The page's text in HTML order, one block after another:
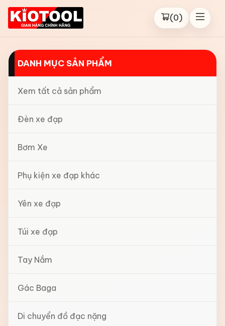
(0)
DANH MỤC SẢN PHẨM
Xem tất cả sản phẩm
Đèn xe đạp
Bơm Xe
Phụ kiện xe đạp khác
Yên xe đạp
Túi xe đạp
Tay Nắm
Gác Baga
Di chuyển đồ đạc nặng